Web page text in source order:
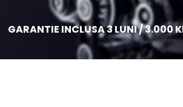
GARANTIE INCLUSA 3 LUNI / 3.000